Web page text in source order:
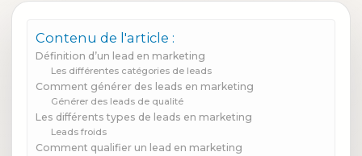
Contenu de l'article :
Définition d’un lead en marketing
Les différentes catégories de leads
Comment générer des leads en marketing
Générer des leads de qualité
Les différents types de leads en marketing
Leads froids
Comment qualifier un lead en marketing